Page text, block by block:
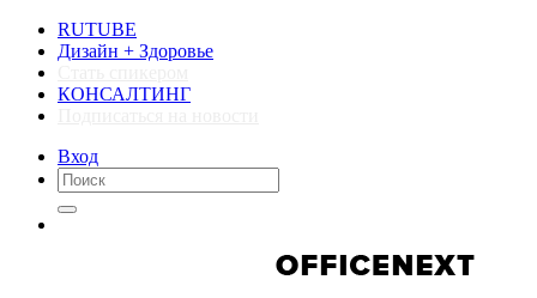
RUTUBE
Дизайн + Здоровье
КОНСАЛТИНГ
Вход